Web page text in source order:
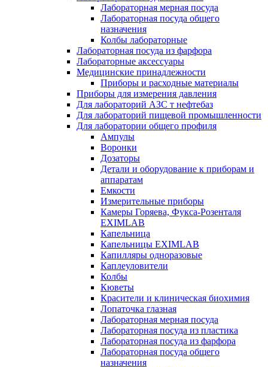
Лабораторная мерная посуда
Лабораторная посуда общего
назначения
Колбы лабораторные
Лабораторная посуда из фарфора
Лабораторные аксессуары
Медицинские принадлежности
Приборы и расходные материалы
Приборы для измерения давления
Для лабораторий АЗС т нефтебаз
Для лабораторий пищевой промышленности
Для лаборатории общего профиля
Ампулы
Воронки
Дозаторы
Детали и оборудование к приборам и
аппаратам
Емкости
Измерительные приборы
Камеры Горяева, Фукса-Розенталя
EXIMLAB
Капельница
Капельницы EXIMLAB
Капилляры одноразовые
Каплеуловители
Колбы
Кюветы
Красители и клиническая биохимия
Лопаточка глазная
Лабораторная мерная посуда
Лабораторная посуда из пластика
Лабораторная посуда из фарфора
Лабораторная посуда общего
назначения